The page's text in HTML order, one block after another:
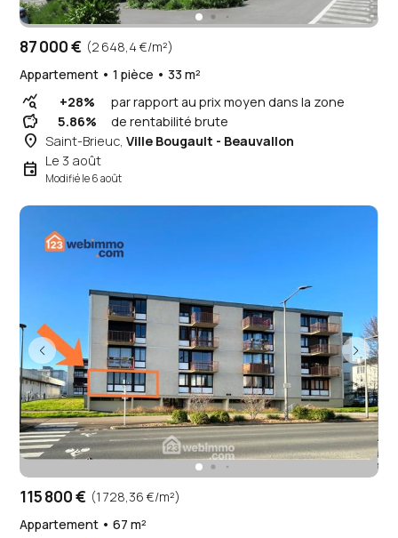
87 000 € (2 648,4 €/m²)
Appartement • 1 pièce • 33 m²
query_stats +28% par rapport au prix moyen dans la zone
savings 5.86% de rentabilité brute
place Saint-Brieuc,Ville Bougault - Beauvallon
event Le 3 août
Modifié le 6 août
115 800 € (1 728,36 €/m²)
Appartement • 67 m²